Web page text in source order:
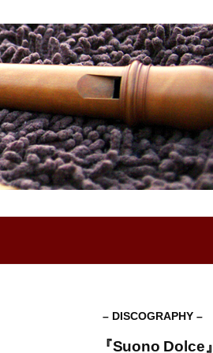
– DISCOGRAPHY –
『Suono Dolce』